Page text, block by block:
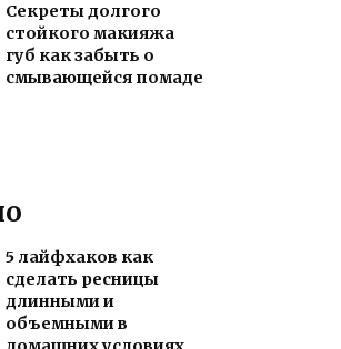
Секреты долгого
стойкого макияжа
губ как забыть о
смывающейся помаде
5 лайфхаков как
сделать ресницы
длинными и
объемными в